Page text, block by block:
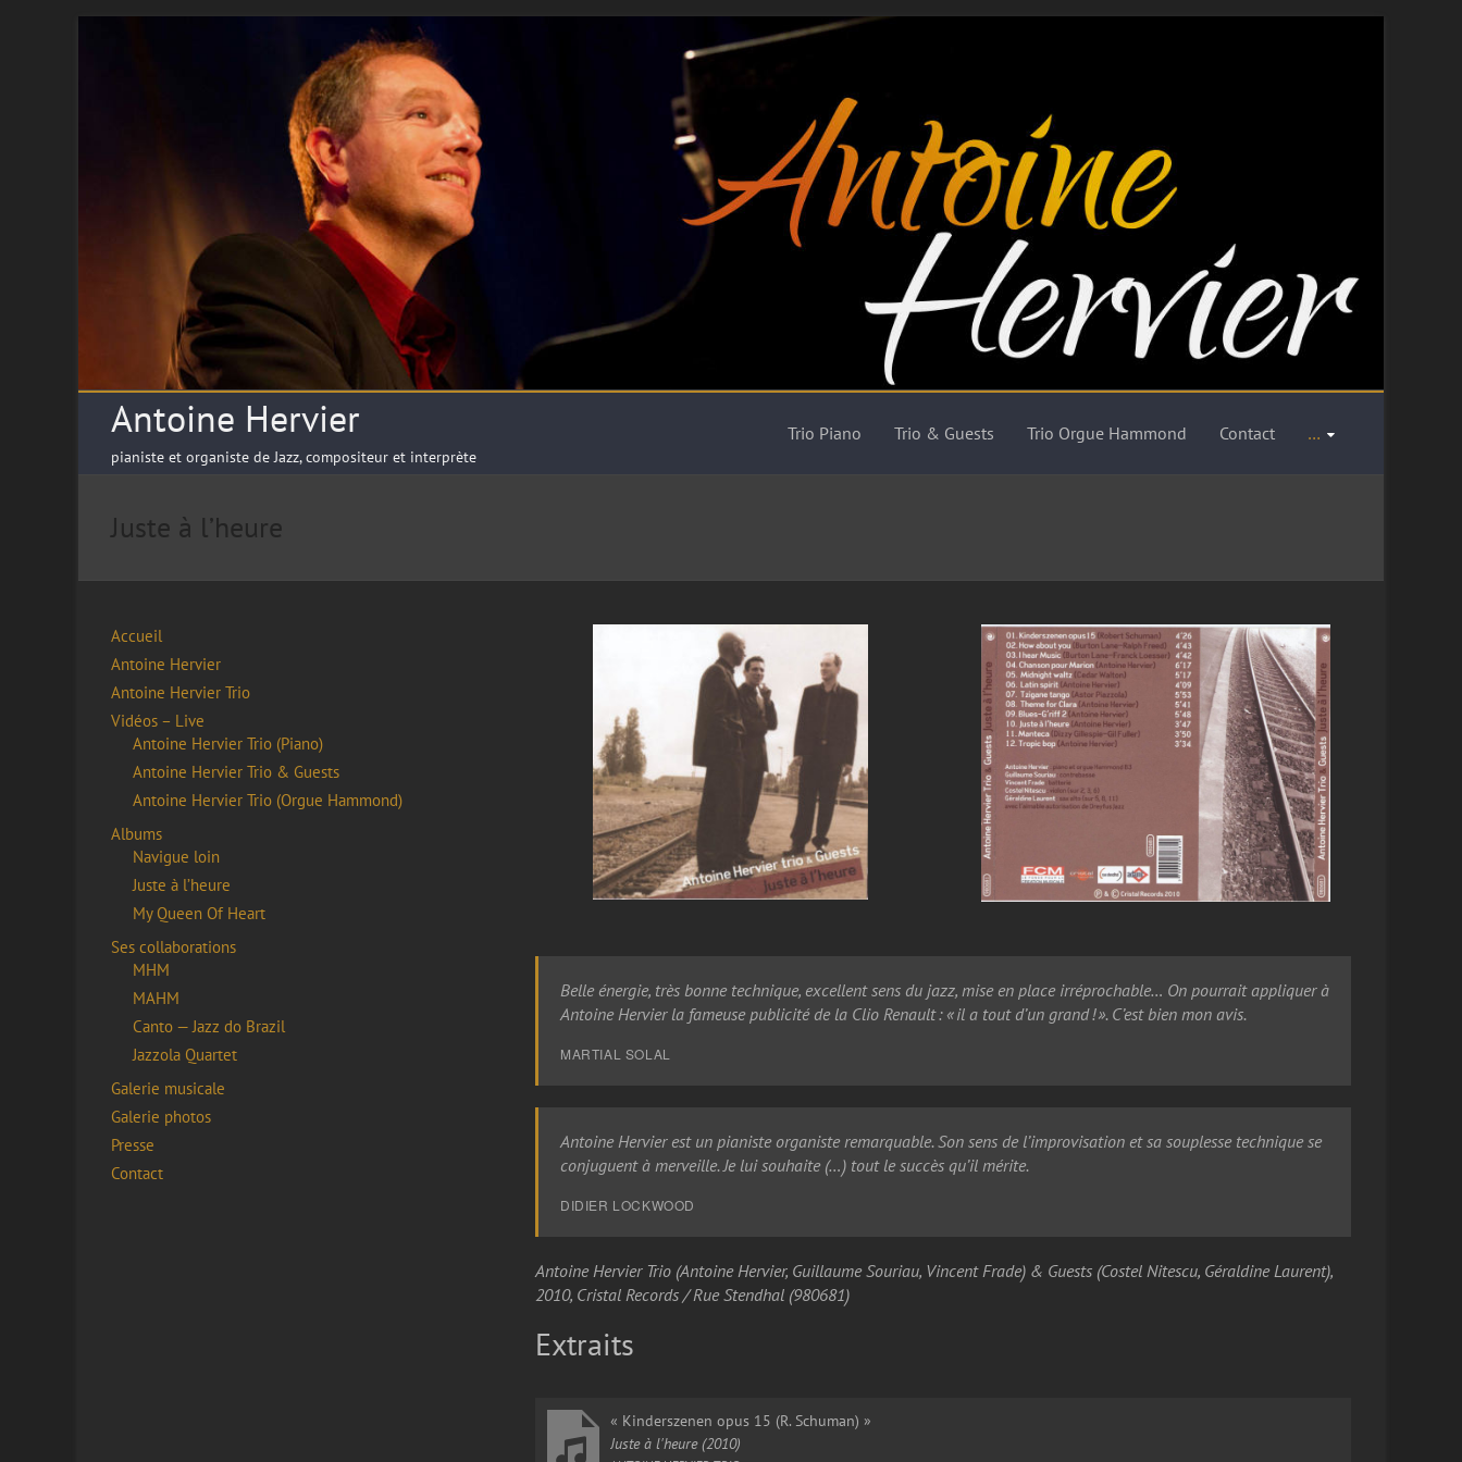
Antoine Hervier
pianiste et organiste de Jazz, compositeur et interprète
Trio Piano Trio & Guests Trio Orgue Hammond Contact …
Juste à l’heure
Belle énergie, très bonne technique, excellent sens du jazz, mise en place irréprochable… On pourrait appliquer à
Antoine Hervier la fameuse publicité de la Clio Renault : « il a tout d’un grand ! ». C’est bien mon avis.
MARTIAL SOLAL
Antoine Hervier est un pianiste organiste remarquable. Son sens de l’improvisation et sa souplesse technique se
conjuguent à merveille. Je lui souhaite (…) tout le succès qu’il mérite.
DIDIER LOCKWOOD
Antoine Hervier Trio (Antoine Hervier, Guillaume Souriau, Vincent Frade) & Guests (Costel Nitescu, Géraldine Laurent),
2010, Cristal Records / Rue Stendhal (980681)
Extraits
« Kinderszenen opus 15 (R. Schuman) »
Juste à l'heure (2010)
Accueil
Antoine Hervier
Antoine Hervier Trio
Vidéos – Live
Antoine Hervier Trio (Piano)
Antoine Hervier Trio & Guests
Antoine Hervier Trio (Orgue Hammond)
Albums
Navigue loin
Juste à l’heure
My Queen Of Heart
Ses collaborations
MHM
MAHM
Canto — Jazz do Brazil
Jazzola Quartet
Galerie musicale
Galerie photos
Presse
Contact